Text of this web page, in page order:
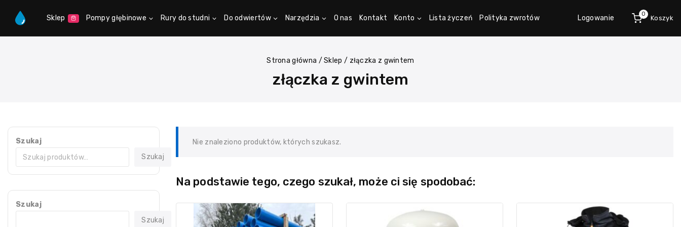
Sklep Pompy głębinowe Rury do studni Do odwiertów Narzędzia O nas Kontakt Konto Lista życzeń Polityka zwrotów Logowanie 0
Koszyk
Strona główna / Sklep / złączka z gwintem
złączka z gwintem
Nie znaleziono produktów, których szukasz.
Na podstawie tego, czego szukał, może ci się spodobać:
Szukaj
Szukaj
Szukaj
Szukaj